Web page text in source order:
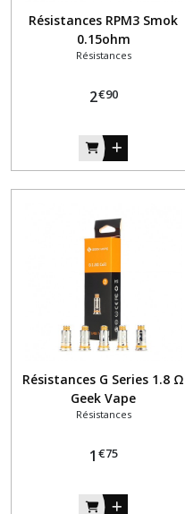
Résistances RPM3 Smok
0.15ohm
Résistances
2€90
Résistances G Series 1.8 Ω
Geek Vape
Résistances
1 €75